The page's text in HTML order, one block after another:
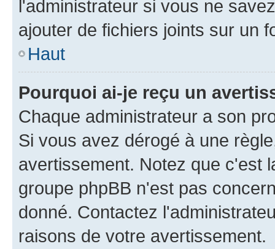
l'administrateur si vous ne
ajouter de fichiers joints sur un
Haut
Pourquoi ai-je reçu un
Chaque administrateur a son
Si vous avez dérogé à une
avertissement. Notez que c'est
groupe phpBB n'est pas
donné. Contactez
raisons de votre avertissement.